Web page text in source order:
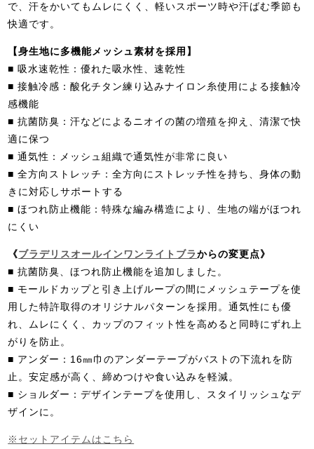
で、汗をかいてもムレにくく、軽いスポーツ時や汗ばむ季節も
快適です。
【身生地に多機能メッシュ素材を採用】
■ 吸水速乾性：優れた吸水性、速乾性
■ 接触冷感：酸化チタン練り込みナイロン糸使用による接触冷
感機能
■ 抗菌防臭：汗などによるニオイの菌の増殖を抑え、清潔で快
適に保つ
■ 通気性：メッシュ組織で通気性が非常に良い
■ 全方向ストレッチ：全方向にストレッチ性を持ち、身体の動
きに対応しサポートする
■ ほつれ防止機能：特殊な編み構造により、生地の端がほつれ
にくい
《ブラデリスオールインワンライトブラからの変更点》
■ 抗菌防臭、ほつれ防止機能を追加しました。
■ モールドカップと引き上げループの間にメッシュテープを使
用した特許取得のオリジナルパターンを採用。通気性にも優
れ、ムレにくく、カップのフィット性を高めると同時にずれ上
がりを防止。
■ アンダー：16㎜巾のアンダーテープがバストの下流れを防
止。安定感が高く、締めつけや食い込みを軽減。
■ ショルダー：デザインテープを使用し、スタイリッシュなデ
ザインに。
※セットアイテムはこちら